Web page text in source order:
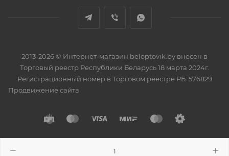
2013-2026 © Интернет-магазин beloptovik.by внесен в
Торговый реестр Республики Беларусь 18 марта 2024г.
Регистрационный номер в Торговом реестре РБ: 576829
Продвижение сайта
Разработано в